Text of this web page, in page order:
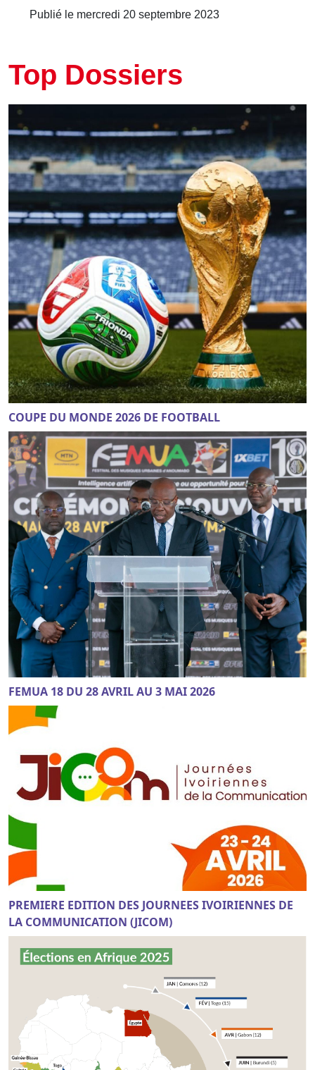
Publié le mercredi 20 septembre 2023
Top Dossiers
COUPE DU MONDE 2026 DE FOOTBALL
FEMUA 18 DU 28 AVRIL AU 3 MAI 2026
PREMIERE EDITION DES JOURNEES IVOIRIENNES DE
LA COMMUNICATION (JICOM)